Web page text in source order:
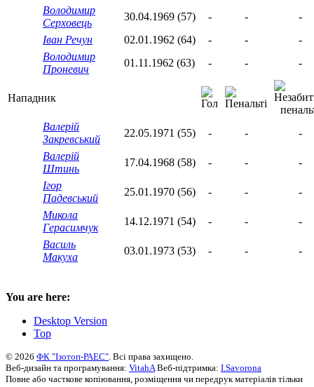
Володимир
Серховець
30.04.1969 (57) - -
-
Іван Речун
02.01.1962 (64) - -
-
Володимир
Проневич
01.11.1962 (63) - - -
Нападник
Валерій
Закревський
22.05.1971 (55) - -
-
Валерій
Штинь
17.04.1968 (58) - -
-
Ігор
Падевський
25.01.1970 (56) - -
-
Микола
Герасимчук
14.12.1971 (54) - -
-
Василь
Макуха
03.01.1973 (53) - - -
You are here:
Desktop Version
Top
© 2026 ФК "Ізотоп-РАЕС" . Всі права захищено.
Веб-дизайн та програмування: VitahA Веб-підтримка: I.Savorona
Повне або часткове копіювання, розміщення чи передрук матеріалів тільки